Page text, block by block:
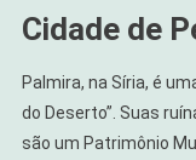
Cidade de
Palmira, na Síria, é
do Deserto”. Suas
são um Patrimônio